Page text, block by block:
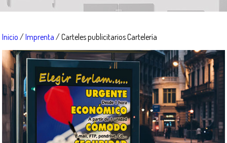
Inicio /Imprenta / Carteles publicitarios Cartelería